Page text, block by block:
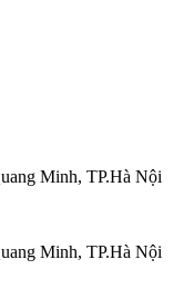
Minh, TP.Hà Nội
Minh, TP.Hà Nội